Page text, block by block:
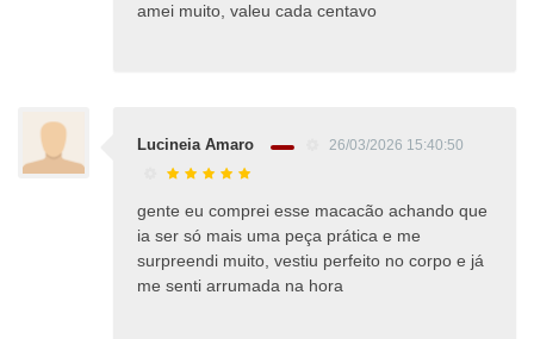
amei muito, valeu cada centavo
Lucineia Amaro 26/03/2026 15:40:50
gente eu comprei esse macacão achando que
ia ser só mais uma peça prática e me
surpreendi muito, vestiu perfeito no corpo e já
me senti arrumada na hora